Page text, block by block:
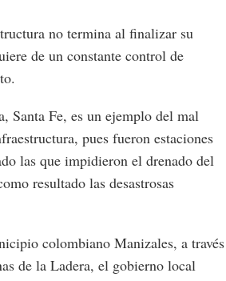
no termina al finalizar su
de un constante control de
Santa Fe, es un ejemplo del mal
pues fueron estaciones
las que impidieron el drenado del
resultado las desastrosas
colombiano Manizales, a través
de la Ladera, el gobierno local